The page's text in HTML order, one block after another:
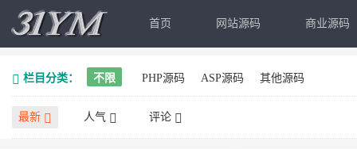
首页 网站源码 商业源码
栏目分类： 不限 PHP源码 ASP源码 其他源码
最新 人气 评论